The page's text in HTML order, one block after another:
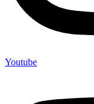
Youtube